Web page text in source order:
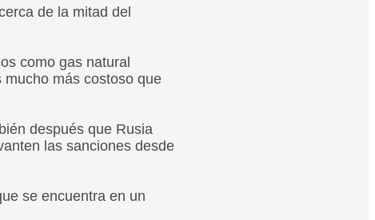
de la mitad del
como gas natural
más costoso que
después que Rusia
las sanciones desde
se encuentra en un